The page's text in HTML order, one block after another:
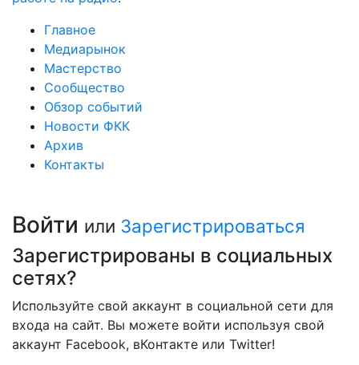
Главное
Медиарынок
Мастерство
Сообщество
Обзор событий
Новости ФКК
Архив
Контакты
Войти или Зарегистрироваться
Зарегистрированы в социальных
сетях?
Используйте свой аккаунт в социальной сети для
входа на сайт. Вы можете войти используя свой
аккаунт Facebook, вКонтакте или Twitter!